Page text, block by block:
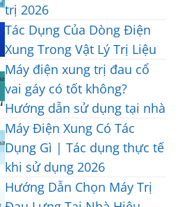
trị 2026
Không
có
bình
luận
ở
Vật
lý
trị
liệu
là
gì?
Định
Tác Dụng Của Dòng Điện
Xung Trong Vật Lý Trị Liệu
Không
có
bình
luận
Tác
Dụng
Của
Dòng
Điện
Xung
Máy điện xung trị đau cổ
vai gáy có tốt không?
Hướng dẫn sử dụng tại nhà
Không
bình
luận
Máy
Máy Điện Xung Có Tác
Dụng Gì | Tác dụng thực tế
khi sử dụng 2026
Không
Hướng Dẫn Chọn Máy Trị